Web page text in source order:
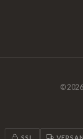
© 2026
SSL